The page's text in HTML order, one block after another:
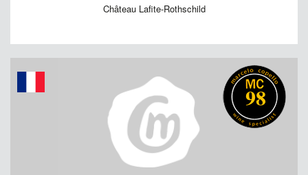
Château Lafite-Rothschild
98